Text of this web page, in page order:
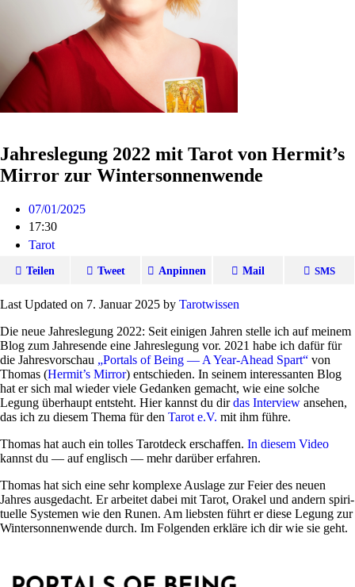
Jahreslegung 2022 mit Tarot von Hermit’s
Mirror zur Wintersonnenwende
07/01/2025
17:30
Tarot
Teilen Tweet Anpinnen Mail SMS
Last Updated on 7. Januar 2025 by Tarot­wissen
Die neue Jah­res­le­gung 2022: Seit einigen Jahren stelle ich auf meinem
Blog zum Jah­res­ende eine Jah­res­le­gung vor. 2021 habe ich dafür für
die Jah­res­vor­schau „Por­tals of Being — A Year-Ahead Spart“ von
Thomas (Hermit’s Mirror) ent­schieden. In seinem inter­es­santen Blog
hat er sich mal wieder viele Gedanken gemacht, wie eine solche
Legung über­haupt ent­steht. Hier kannst du dirdas Inter­view ansehen,
das ich zu diesem Thema für den Tarot e.V. mit ihm führe.
Thomas hat auch ein tolles Tarot­deck erschaffen. In diesem Video
kannst du — auf eng­lisch — mehr dar­über erfahren.
Thomas hat sich eine sehr kom­plexe Aus­lage zur Feier des neuen
Jahres aus­ge­dacht. Er arbeitet dabei mit Tarot, Orakel und andern spi­ri­
tu­elle Systemen wie den Runen. Am lieb­sten führt er diese Legung zur
Win­ter­son­nen­wende durch. Im Fol­genden erkläre ich dir wie sie geht.